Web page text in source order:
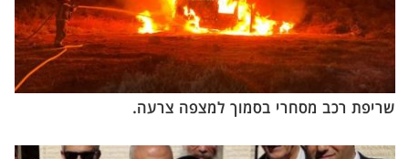
שריפת רכב מסחרי בסמוך למצפה צרעה.